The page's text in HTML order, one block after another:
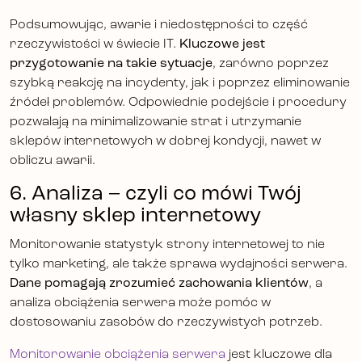
Podsumowując, awarie i niedostępności to część
rzeczywistości w świecie IT. Kluczowe jest
przygotowanie na takie sytuacje, zarówno poprzez
szybką reakcję na incydenty, jak i poprzez eliminowanie
źródeł problemów. Odpowiednie podejście i procedury
pozwalają na minimalizowanie strat i utrzymanie
sklepów internetowych w dobrej kondycji, nawet w
obliczu awarii.
6. Analiza – czyli co mówi Twój
własny sklep internetowy
Monitorowanie statystyk strony internetowej to nie
tylko marketing, ale także sprawa wydajności serwera.
Dane pomagają zrozumieć zachowania klientów, a
analiza obciążenia serwera może pomóc w
dostosowaniu zasobów do rzeczywistych potrzeb.
Monitorowanie obciążenia serwera jest kluczowe dla